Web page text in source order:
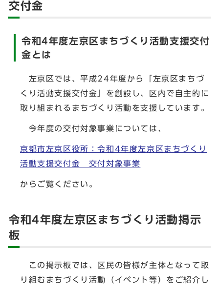
交付金
令和4年度左京区まちづくり活動支援交付
金とは
左京区では、平成24年度から「左京区まちづ
くり活動支援交付金」を創設し、区内で自主的に
取り組まれるまちづくり活動を支援しています。
今年度の交付対象事業については、
京都市左京区役所：令和4年度左京区まちづくり
活動支援交付金 交付対象事業
からご覧ください。
令和4年度左京区まちづくり活動掲示
板
この掲示板では、区民の皆様が主体となって取
り組むまちづくり活動（イベント等）をご紹介し